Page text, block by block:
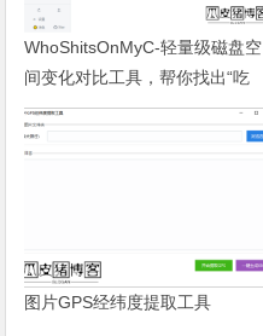
WhoShitsOnMyC-轻量级磁盘空
间变化对比工具，帮你找出“吃
掉”空间的罪魁祸首
图片GPS经纬度提取工具